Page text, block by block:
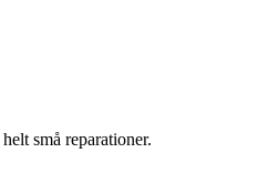
små reparationer.